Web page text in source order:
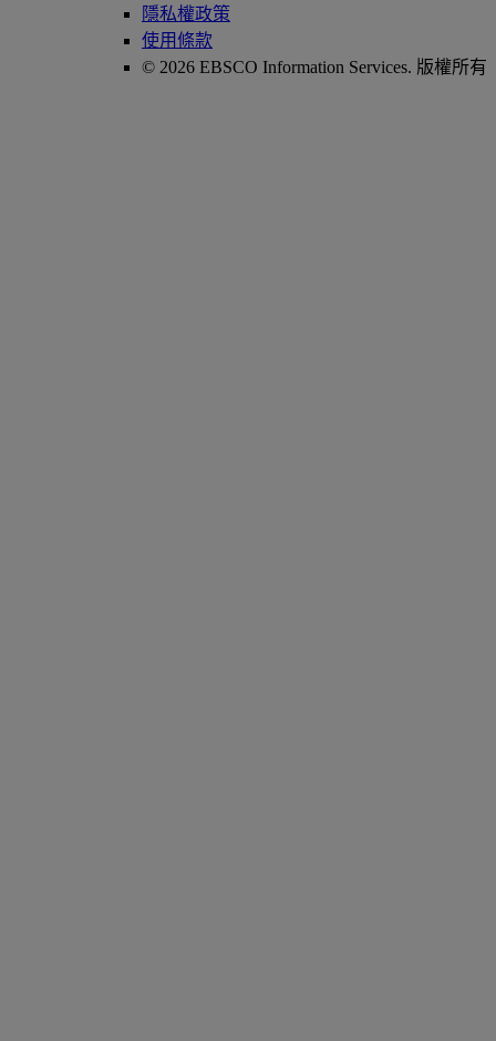
隱私權政策
使用條款
© 2026 EBSCO Information Services. 版權所有